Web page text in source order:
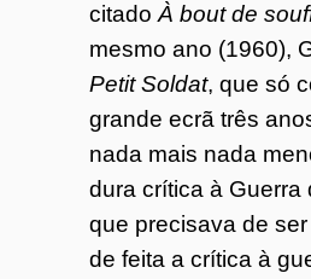
citadoÀ bout de
mesmo ano (1960),
Petit Soldat, que só
grande ecrã três
nada mais nada
dura crítica à Guerra
que precisava de
de feita a crítica à